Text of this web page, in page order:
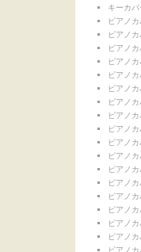
キーカバ
ピアノ
ピアノ
ピアノ
ピアノ
ピアノ
ピアノ
ピアノ
ピアノ
ピアノ
ピアノ
ピアノ
ピアノ
ピアノ
ピアノ
ピアノ
ピアノ
ピアノ